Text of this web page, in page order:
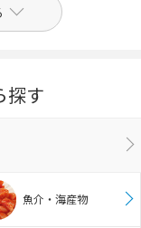
探す
魚介・海産物